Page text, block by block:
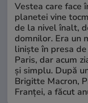
Vestea care face
planetei vine
de la nivel înalt,
domnilor. Era un
liniște în presa
Paris, dar acum
și simplu. După
Brigitte Macron,
Franței, a făcut